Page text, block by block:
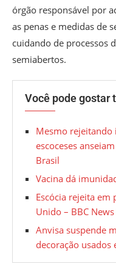
órgão responsável por
as penas e medidas de
cuidando de processos
semiabertos.
Você pode gostar
Mesmo rejeitando
escoceses
Brasil
Vacina dá
Escócia rejeita em
Unido – BBC
Anvisa suspende
decoração